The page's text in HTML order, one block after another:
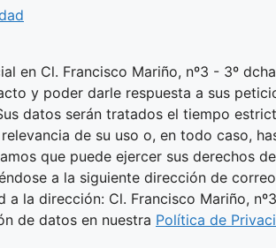
en Cl. Francisco Mariño, nº3 - 3º
y poder darle respuesta a sus
datos serán tratados el tiempo
de su uso o, en todo caso,
que puede ejercer sus derechos
a la siguiente dirección de
la dirección: Cl. Francisco Mariño,
de datos en nuestra Política de